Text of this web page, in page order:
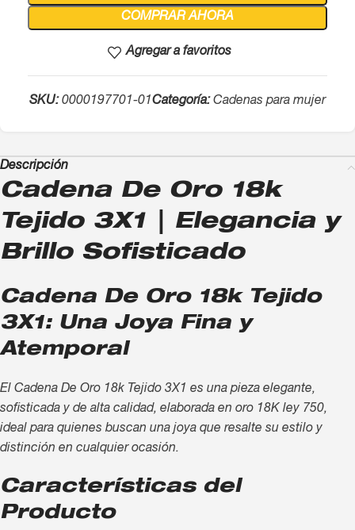
COMPRAR AHORA
Agregar a favoritos
SKU:0000197701-01Categoría: Cadenas para mujer
Descripción
Cadena De Oro 18k
Tejido 3X1 | Elegancia y
Brillo Sofisticado
Cadena De Oro 18k Tejido
3X1: Una Joya Fina y
Atemporal
El Cadena De Oro 18k Tejido 3X1 es una pieza elegante,
sofisticada y de alta calidad, elaborada en oro 18K ley 750,
ideal para quienes buscan una joya que resalte su estilo y
distinción en cualquier ocasión.
Características del
Producto